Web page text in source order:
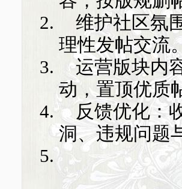
维护社区氛
理性发帖交流
运营版块内
动，置顶优质
反馈优化：
洞、违规问题